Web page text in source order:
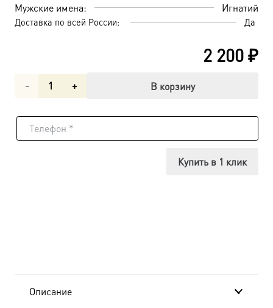
Мужские имена: Игнатий
Доставка по всей России: Да
2 200₽
Количество
Священномученик
В корзину
Купить в 1 клик
Описание